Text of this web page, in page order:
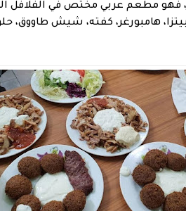
مطعم عربي مختص في الفلافل
بيتزا، هامبورغر، كفته، شيش